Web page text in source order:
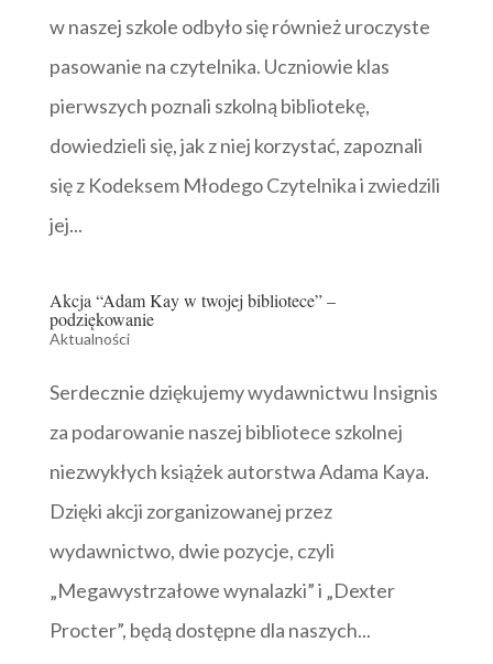
w naszej szkole odbyło się również uroczyste
pasowanie na czytelnika. Uczniowie klas
pierwszych poznali szkolną bibliotekę,
dowiedzieli się, jak z niej korzystać, zapoznali
się z Kodeksem Młodego Czytelnika i zwiedzili
jej...
Akcja “Adam Kay w twojej bibliotece” –
podziękowanie
Aktualności
Serdecznie dziękujemy wydawnictwu Insignis
za podarowanie naszej bibliotece szkolnej
niezwykłych książek autorstwa Adama Kaya.
Dzięki akcji zorganizowanej przez
wydawnictwo, dwie pozycje, czyli
„Megawystrzałowe wynalazki” i „Dexter
Procter”, będą dostępne dla naszych...